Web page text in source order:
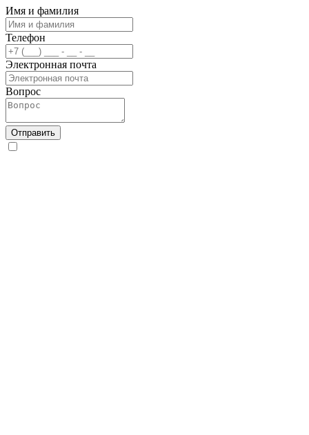
Имя и фамилия
Телефон
Электронная почта
Вопрос
Отправить